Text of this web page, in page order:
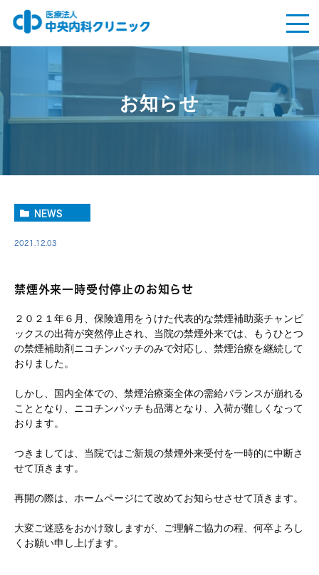
お知らせ
NEWS
2021.12.03
禁煙外来一時受付停止のお知らせ
２０２１年６月、保険適用をうけた代表的な禁煙補助薬チャンピ
ックスの出荷が突然停止され、当院の禁煙外来では、もうひとつ
の禁煙補助剤ニコチンパッチのみで対応し、禁煙治療を継続して
おりました。
しかし、国内全体での、禁煙治療薬全体の需給バランスが崩れる
こととなり、ニコチンパッチも品薄となり、入荷が難しくなって
おります。
つきましては、当院ではご新規の禁煙外来受付を一時的に中断さ
せて頂きます。
再開の際は、ホームページにて改めてお知らせさせて頂きます。
大変ご迷惑をおかけ致しますが、ご理解ご協力の程、何卒よろし
くお願い申し上げます。